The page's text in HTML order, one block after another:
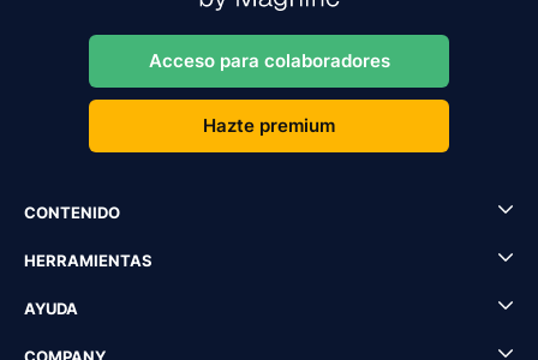
Acceso para colaboradores
Hazte premium
CONTENIDO
HERRAMIENTAS
AYUDA